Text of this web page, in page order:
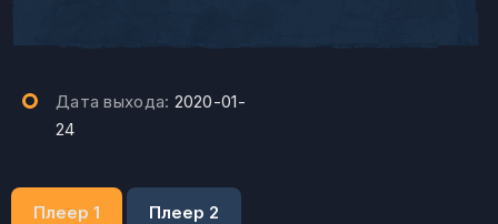
Дата выхода: 2020-01-
24
Плеер 1 Плеер 2